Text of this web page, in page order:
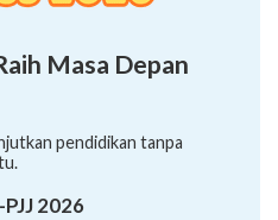
Masa Depan
pendidikan tanpa
2026